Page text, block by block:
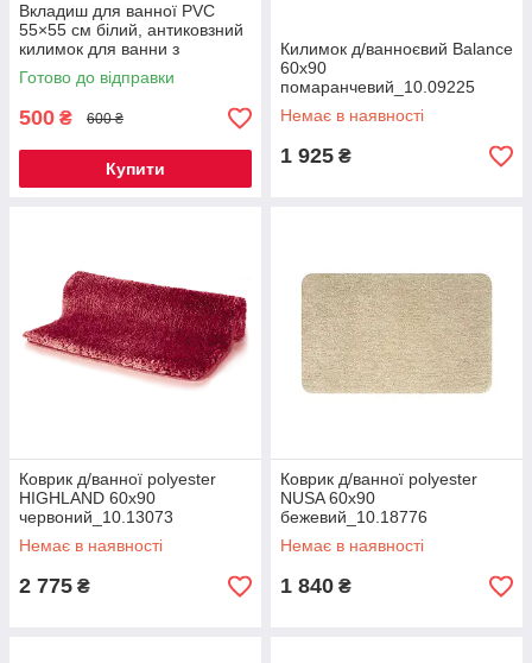
Вкладиш для ванної PVC
55×55 см білий, антиковзний
килимок для ванни з
присосками, захисний
килимок від ковзання
Готово до відправки
500 ₴ 600 ₴
Купити
Килимок д/ванноєвий Balance
60х90
помаранчевий_10.09225
Немає в наявності
1 925 ₴
Коврик д/ванної polyester
HIGHLAND 60х90
червоний_10.13073
Немає в наявності
2 775 ₴
Коврик д/ванної polyester
NUSA 60х90
бежевий_10.18776
Немає в наявності
1 840 ₴